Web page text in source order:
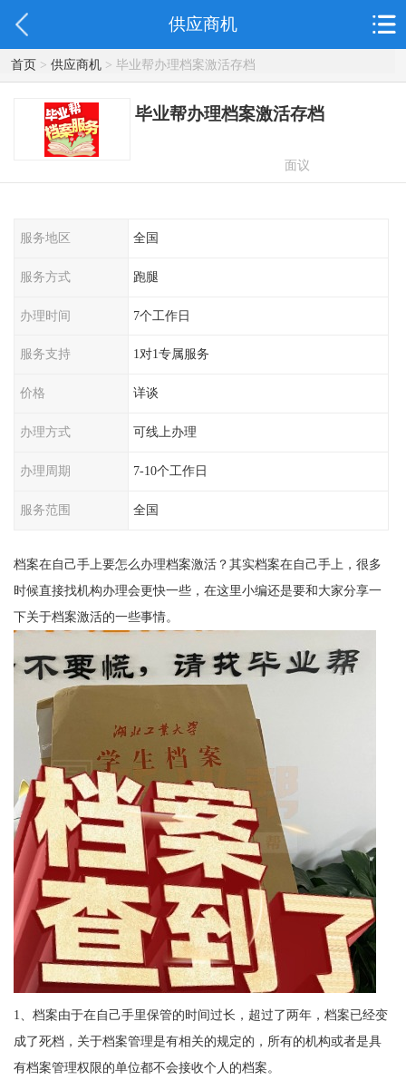
供应商机
首页> 供应商机> 毕业帮办理档案激活存档
毕业帮办理档案激活存档
面议
服务地区 全国
服务方式 跑腿
办理时间 7个工作日
服务支持 1对1专属服务
价格 详谈
办理方式 可线上办理
办理周期 7-10个工作日
服务范围 全国
档案在自己手上要怎么办理档案激活？其实档案在自己手上，很多
时候直接找机构办理会更快一些，在这里小编还是要和大家分享一
下关于档案激活的一些事情。
1、档案由于在自己手里保管的时间过长，超过了两年，档案已经变
成了死档，关于档案管理是有相关的规定的，所有的机构或者是具
有档案管理权限的单位都不会接收个人的档案。